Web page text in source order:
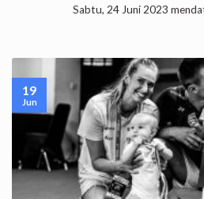
Sabtu, 24 Juni 2023
19
Jun